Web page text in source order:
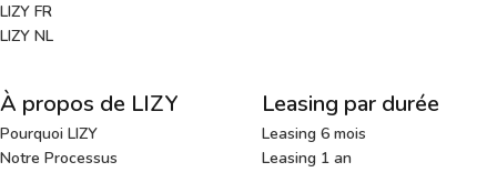
LIZY FR
LIZY NL
À propos de LIZY
Pourquoi LIZY
Notre Processus
Leasing par durée
Leasing 6 mois
Leasing 1 an